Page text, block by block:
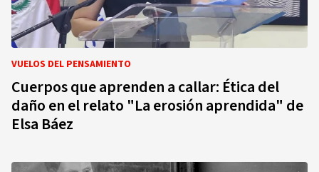
VUELOS DEL PENSAMIENTO
Cuerpos que aprenden a callar: Ética del
daño en el relato "La erosión aprendida" de
Elsa Báez